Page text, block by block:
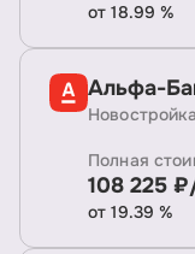
от 18.99 %
Альфа-
Новостройка
Полная
108 225
от 19.39 %